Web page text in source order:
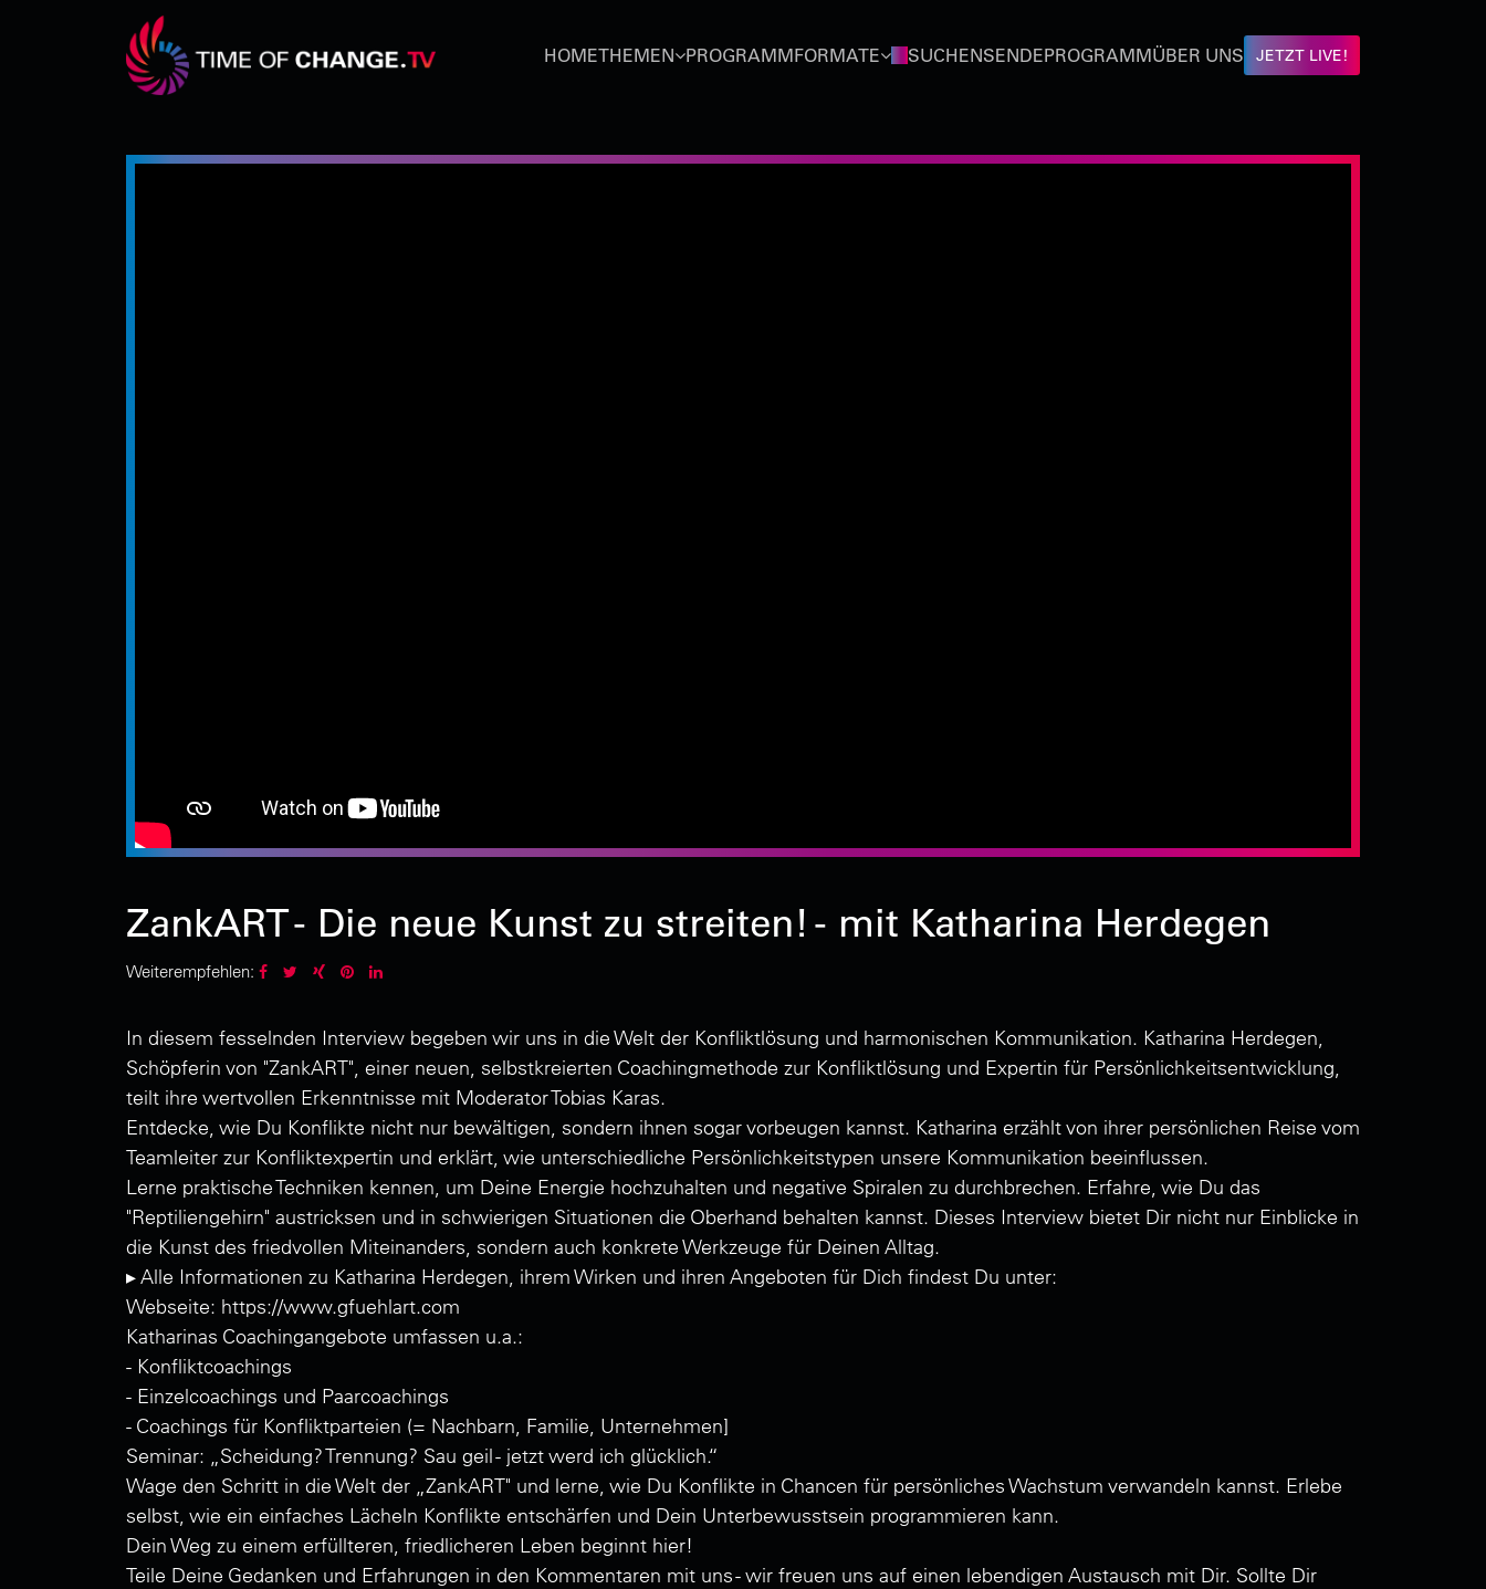
HOMETHEMEN PROGRAMMFORMATE SUCHENSENDEPROGRAMMÜBER UNS JETZT LIVE!
ZankART - Die neue Kunst zu streiten! - mit Katharina Herdegen
Weiterempfehlen:
In diesem fesselnden Interview begeben wir uns in die Welt der Konfliktlösung und harmonischen Kommunikation. Katharina Herdegen,
Schöpferin von "ZankART", einer neuen, selbstkreierten Coachingmethode zur Konfliktlösung und Expertin für Persönlichkeitsentwicklung,
teilt ihre wertvollen Erkenntnisse mit Moderator Tobias Karas.
Entdecke, wie Du Konflikte nicht nur bewältigen, sondern ihnen sogar vorbeugen kannst. Katharina erzählt von ihrer persönlichen Reise vom
Teamleiter zur Konfliktexpertin und erklärt, wie unterschiedliche Persönlichkeitstypen unsere Kommunikation beeinflussen.
Lerne praktische Techniken kennen, um Deine Energie hochzuhalten und negative Spiralen zu durchbrechen. Erfahre, wie Du das
"Reptiliengehirn" austricksen und in schwierigen Situationen die Oberhand behalten kannst. Dieses Interview bietet Dir nicht nur Einblicke in
die Kunst des friedvollen Miteinanders, sondern auch konkrete Werkzeuge für Deinen Alltag.
▸ Alle Informationen zu Katharina Herdegen, ihrem Wirken und ihren Angeboten für Dich findest Du unter:
Webseite: https://www.gfuehlart.com
Katharinas Coachingangebote umfassen u.a.:
- Konfliktcoachings
- Einzelcoachings und Paarcoachings
- Coachings für Konfliktparteien (= Nachbarn, Familie, Unternehmen]
Seminar: „Scheidung? Trennung? Sau geil - jetzt werd ich glücklich.“
Wage den Schritt in die Welt der „ZankART" und lerne, wie Du Konflikte in Chancen für persönliches Wachstum verwandeln kannst. Erlebe
selbst, wie ein einfaches Lächeln Konflikte entschärfen und Dein Unterbewusstsein programmieren kann.
Dein Weg zu einem erfüllteren, friedlicheren Leben beginnt hier!
Teile Deine Gedanken und Erfahrungen in den Kommentaren mit uns - wir freuen uns auf einen lebendigen Austausch mit Dir. Sollte Dir